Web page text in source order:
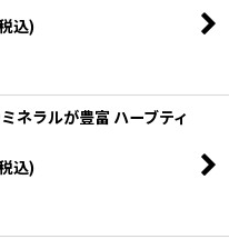
込)
ネラルが豊富 ハーブティ
込)